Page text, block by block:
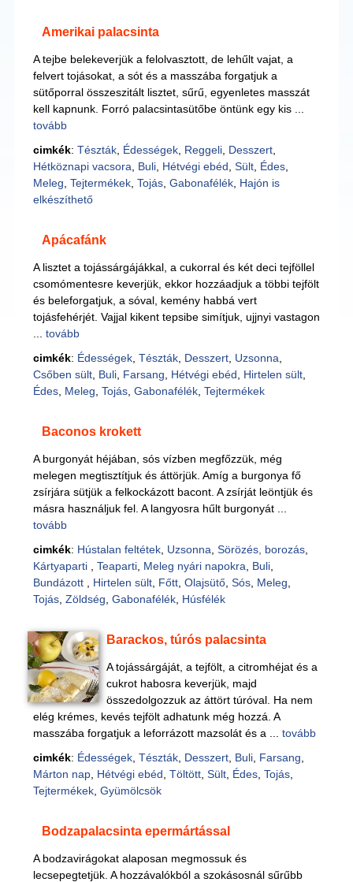
Amerikai palacsinta
A tejbe belekeverjük a felolvasztott, de lehűlt vajat, a
felvert tojásokat, a sót és a masszába forgatjuk a
sütőporral összeszitált lisztet, sűrű, egyenletes masszát
kell kapnunk. Forró palacsintasütőbe öntünk egy kis ...
tovább
cimkék: Tészták, Édességek, Reggeli, Desszert,
Hétköznapi vacsora
Buli, Hétvégi ebéd Sült, Édes,
Meleg Tejtermékek, Tojás, Gabonafélék, Hajón is
elkészíthető
Apácafánk
A lisztet a tojássárgájákkal, a cukorral és két deci tejföllel
csomómentesre keverjük, ekkor hozzáadjuk a többi tejfölt
és beleforgatjuk, a sóval, kemény habbá vert
tojásfehérjét. Vajjal kikent tepsibe simítjuk, ujjnyi vastagon
tovább
cimkék: Édességek, Tészták, Desszert, Uzsonna
Csőben sült, Buli, Farsang Hétvégi ebéd Hirtelen sült,
Édes, Meleg Tojás, Gabonafélék, Tejtermékek
Baconos krokett
A burgonyát héjában, sós vízben megfőzzük, még
melegen megtisztítjuk és áttörjük. Amíg a burgonya fő
zsírjára sütjük a felkockázott bacont. A zsírját leöntjük és
másra használjuk fel. A langyosra hűlt burgonyát ...
tovább
cimkék: Hústalan feltétek, Uzsonna Sörözés, borozás,
Kártyaparti
Teaparti, Meleg nyári napokra Buli,
Bundázott
Hirtelen sült, Főtt, Olajsütő, Sós, Meleg
Tojás, Zöldség Gabonafélék, Húsfélék
Barackos, túrós palacsinta
A tojássárgáját, a tejfölt, a citromhéjat és a
cukrot habosra keverjük, majd
összedolgozzuk az áttört túróval. Ha nem
elég krémes, kevés tejfölt adhatunk még hozzá. A
masszába forgatjuk a leforrázott mazsolát és a ... tovább
cimkék: Édességek, Tészták, Desszert, Buli, Farsang
Márton nap, Hétvégi ebéd Töltött, Sült, Édes, Tojás,
Tejtermékek, Gyümölcsök
Bodzapalacsinta epermártással
A bodzavirágokat alaposan megmossuk és
lecsepegtetjük. A hozzávalókból a szokásosnál sűrűbb